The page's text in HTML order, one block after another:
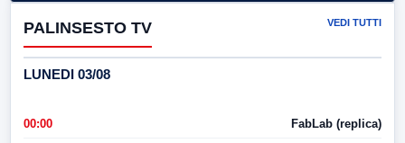
PALINSESTO TV VEDI TUTTI
LUNEDI 03/08
00:00 FabLab (replica)